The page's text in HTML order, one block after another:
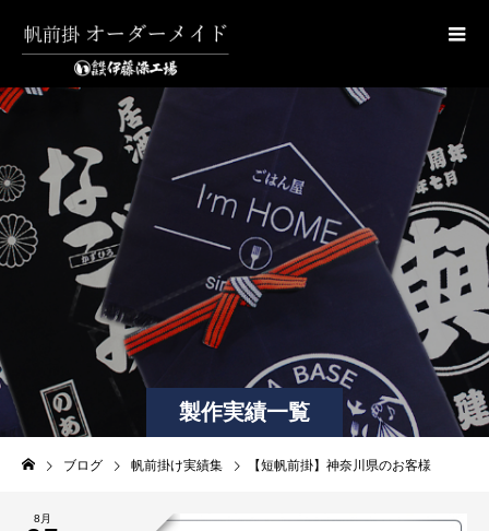
製作実績一覧
ブログ 帆前掛け実績集 【短帆前掛】神奈川県のお客様
8月